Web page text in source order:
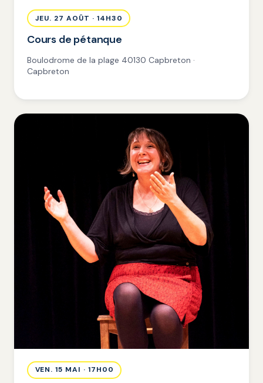
JEU. 27 AOÛT · 14H30
Cours de pétanque
Boulodrome de la plage 40130 Capbreton ·
Capbreton
VEN. 15 MAI · 17H00